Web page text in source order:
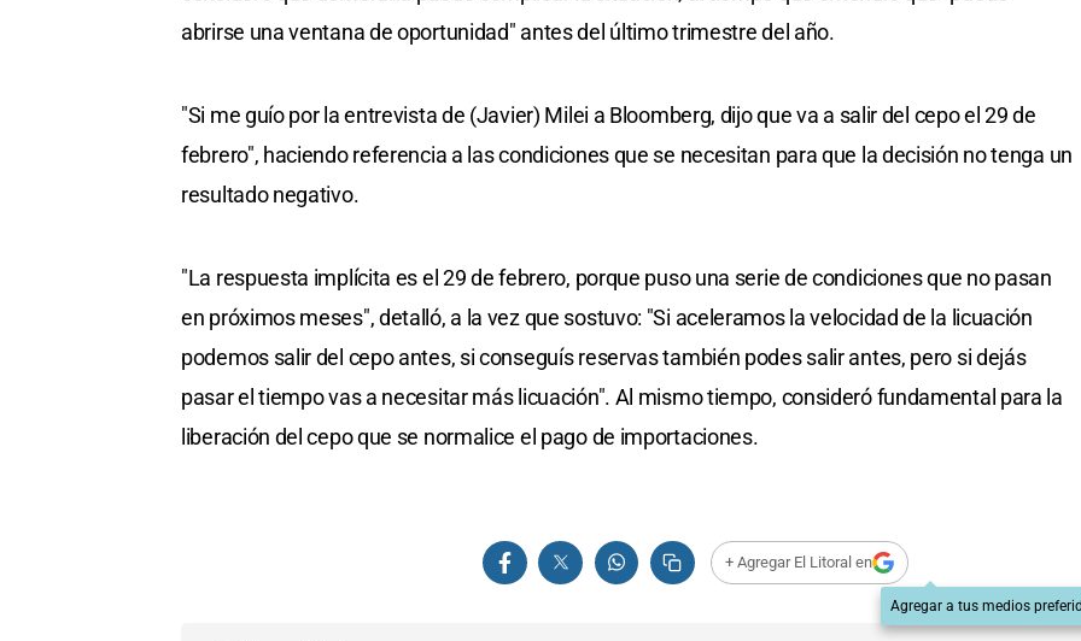
abrirse una ventana de oportunidad" antes del último trimestre del año.
"Si me guío por la entrevista de (Javier) Milei a Bloomberg, dijo que va a salir del cepo el 29 de
febrero", haciendo referencia a las condiciones que se necesitan para que la decisión no tenga un
resultado negativo.
"La respuesta implícita es el 29 de febrero, porque puso una serie de condiciones que no pasan
en próximos meses", detalló, a la vez que sostuvo: "Si aceleramos la velocidad de la licuación
podemos salir del cepo antes, si conseguís reservas también podes salir antes, pero si dejás
pasar el tiempo vas a necesitar más licuación". Al mismo tiempo, consideró fundamental para la
liberación del cepo que se normalice el pago de importaciones.
+ Agregar El Litoral en
Agregar a tus medios